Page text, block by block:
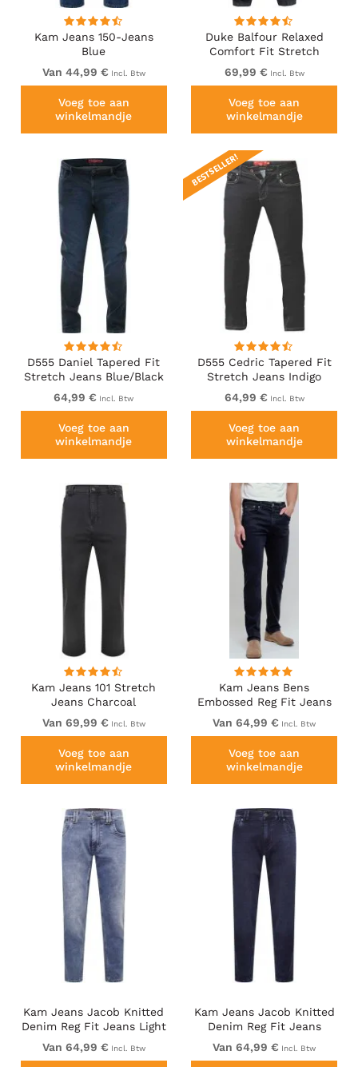
Kam Jeans 150-Jeans
Blue
Van 44,99 € Incl. Btw
Voeg toe aan
winkelmandje
Duke Balfour Relaxed
Comfort Fit Stretch
Jeans With Elasticated
Waist Black
69,99 € Incl. Btw
Voeg toe aan
winkelmandje
D555 Daniel Tapered Fit
Stretch Jeans Blue/Black
Wash
64,99 € Incl. Btw
Voeg toe aan
winkelmandje
D555 Cedric Tapered Fit
Stretch Jeans Indigo
BESTSELLER!
64,99 € Incl. Btw
Voeg toe aan
winkelmandje
Kam Jeans 101 Stretch
Jeans Charcoal
Van 69,99 € Incl. Btw
Voeg toe aan
winkelmandje
Kam Jeans Bens
Embossed Reg Fit Jeans
Blue-Black
Van 64,99 € Incl. Btw
Voeg toe aan
winkelmandje
Kam Jeans Jacob Knitted
Denim Reg Fit Jeans Light
Wash Blue
Van 64,99 € Incl. Btw
Kam Jeans Jacob Knitted
Denim Reg Fit Jeans
Blue-Black
Van 64,99 € Incl. Btw